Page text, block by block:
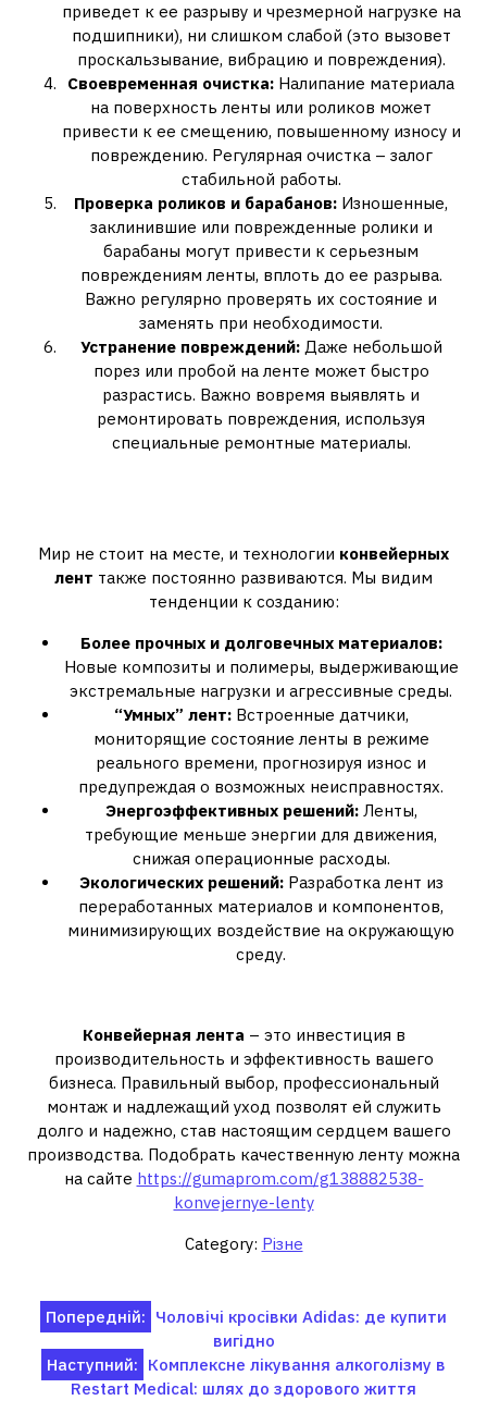
приведет к ее разрыву и чрезмерной нагрузке на
подшипники), ни слишком слабой (это вызовет
проскальзывание, вибрацию и повреждения).
Своевременная очистка: Налипание материала
на поверхность ленты или роликов может
привести к ее смещению, повышенному износу и
повреждению. Регулярная очистка – залог
стабильной работы.
Проверка роликов и барабанов: Изношенные,
заклинившие или поврежденные ролики и
барабаны могут привести к серьезным
повреждениям ленты, вплоть до ее разрыва.
Важно регулярно проверять их состояние и
заменять при необходимости.
Устранение повреждений:Даже небольшой
порез или пробой на ленте может быстро
разрастись. Важно вовремя выявлять и
ремонтировать повреждения, используя
специальные ремонтные материалы.
Мир не стоит на месте, и технологии конвейерных
лент также постоянно развиваются. Мы видим
тенденции к созданию:
Более прочных и долговечных материалов:
Новые композиты и полимеры, выдерживающие
экстремальные нагрузки и агрессивные среды.
“Умных” лент:Встроенные датчики,
мониторящие состояние ленты в режиме
реального времени, прогнозируя износ и
предупреждая о возможных неисправностях.
Энергоэффективных решений:Ленты,
требующие меньше энергии для движения,
снижая операционные расходы.
Экологических решений:Разработка лент из
переработанных материалов и компонентов,
минимизирующих воздействие на окружающую
среду.
Конвейерная лента – это инвестиция в
производительность и эффективность вашего
бизнеса. Правильный выбор, профессиональный
монтаж и надлежащий уход позволят ей служить
долго и надежно, став настоящим сердцем вашего
производства. Подобрать качественную ленту можна
на сайте https://gumaprom.com/g138882538-
konvejernye-lenty
Category: Різне
Навігація
записів
Попередній: Чоловічі кросівки Adidas: де купити
вигідно
Наступний: Комплексне лікування алкоголізму в
Restart Medical: шлях до здорового життя